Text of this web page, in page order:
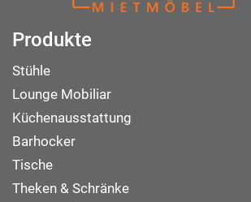
Produkte
Stühle
Lounge Mobiliar
Küchenausstattung
Barhocker
Tische
Theken & Schränke